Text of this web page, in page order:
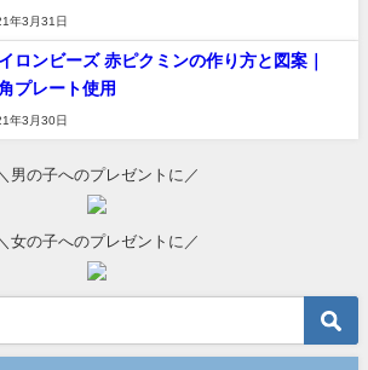
年3月31日
ロンビーズ 赤ピクミンの作り方と図案｜
プレート使用
年3月30日
男の子へのプレゼントに／
女の子へのプレゼントに／